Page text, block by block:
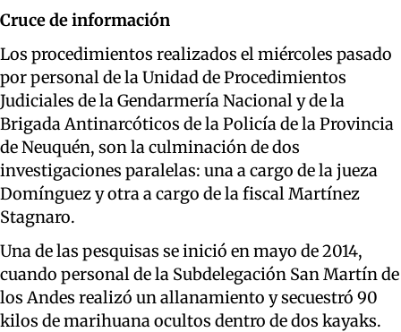
Cruce de información
Los procedimientos realizados el miércoles pasado
por personal de la Unidad de Procedimientos
Judiciales de la Gendarmería Nacional y de la
Brigada Antinarcóticos de la Policía de la Provincia
de Neuquén, son la culminación de dos
investigaciones paralelas: una a cargo de la jueza
Domínguez y otra a cargo de la fiscal Martínez
Stagnaro.
Una de las pesquisas se inició en mayo de 2014,
cuando personal de la Subdelegación San Martín de
los Andes realizó un allanamiento y secuestró 90
kilos de marihuana ocultos dentro de dos kayaks.